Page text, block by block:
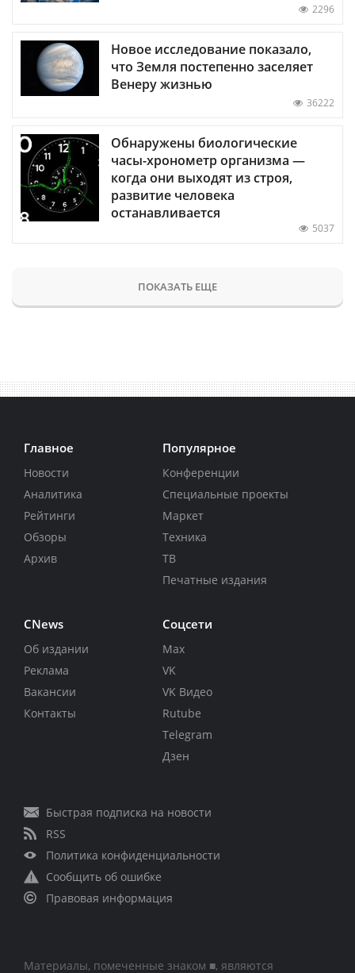
2296
Новое исследование показало,
что Земля постепенно заселяет
Венеру жизнью
36222
Обнаружены биологические
часы-хронометр организма —
когда они выходят из строя,
развитие человека
останавливается
5037
ПОКАЗАТЬ ЕЩЕ
Главное
Новости
Аналитика
Рейтинги
Обзоры
Архив
Популярное
Конференции
Специальные проекты
Маркет
Техника
ТВ
Печатные издания
CNews
Об издании
Реклама
Вакансии
Контакты
Соцсети
Max
VK
VK Видео
Rutube
Telegram
Дзен
Быстрая подписка на новости
RSS
Политика конфиденциальности
Сообщить об ошибке
Правовая информация
Материалы, помеченные знаком ■, являются